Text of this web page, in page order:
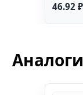
46.92